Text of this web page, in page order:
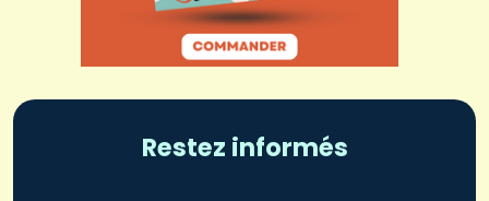
Restez informés